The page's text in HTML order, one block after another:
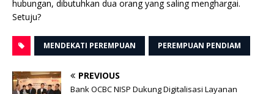
hubungan, dibutuhkan dua orang yang saling menghargai.
Setuju?
MENDEKATI PEREMPUAN PEREMPUAN PENDIAM
PREVIOUS
Bank OCBC NISP Dukung Digitalisasi Layanan